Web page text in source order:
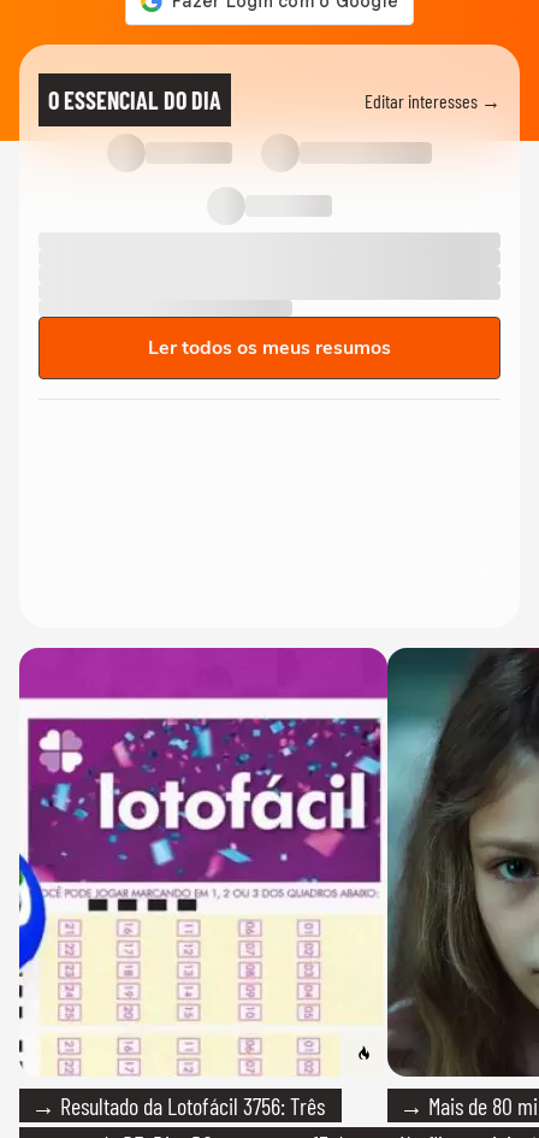
O ESSENCIAL DO DIA Editar interesses →
Ler todos os meus resumos
→ Resultado da Lotofácil 3756: Três
→ Mais de 80